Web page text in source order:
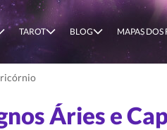
TAROT BLOG MAPAS DOS
Áries e